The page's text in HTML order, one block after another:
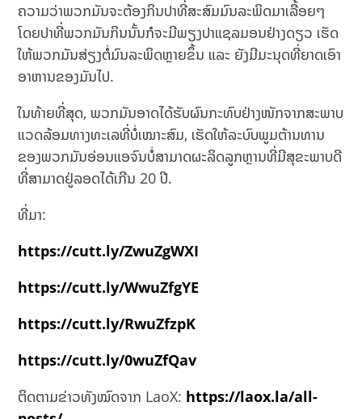
ຄວາມວ່າພວກມັນຈະຕ້ອງກິນປາທີ່ສະສົມມົນລະພິດມາເລື້ອຍໆ
ໂດຍປາທີ່ພວກມັນກິນນັ້ນກໍຈະມີພຽງປາແຊລມອນຢ່າງດຽວ ເຮັດ
ໃຫ້ພວກມັນສ່ຽງຕໍ່ມົນລະພິດຫຼາຍຂຶ້ນ ແລະ ຍັງມີມະນຸດທີ່ຍາດເອົາ
ອາຫານຂອງມັນໄປ.
ໃນທ້າຍທີ່ສຸດ, ພວກມັນອາດໄດ້ຮັບຜົນກະທົບຢ່າງໜັກຈາກສະພາບ
ແວດລ້ອມທາງທະເລທີ່ບໍ່ເໝາະສົມ, ເຮັດໃຫ້ລະບົບພູມຕ້ານທານ
ຂອງພວກມັນອ່ອນແອຈົນບໍ່ສາມາດຜະລິດລູກຫຼານທີ່ມີສຸຂະພາບດີ
ທີ່ສາມາດຢູ່ລອດໄດ້ເກີນ 20 ປີ.
ທີ່ມາ:
https://cutt.ly/ZwuZgWXI
https://cutt.ly/WwuZfgYE
https://cutt.ly/RwuZfzpK
https://cutt.ly/0wuZfQav
ຕິດຕາມຂ່າວທັງໝົດຈາກ LaoX: https://laox.la/all-